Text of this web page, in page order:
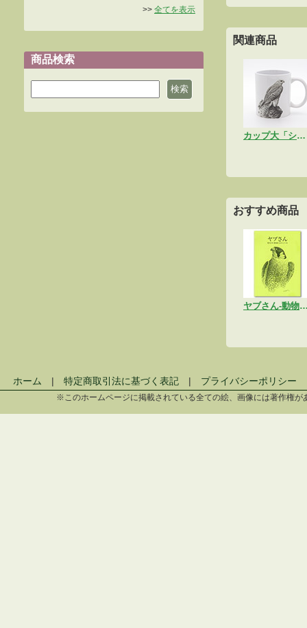
>> 全てを表示
商品検索
関連商品
カップ大「シロハヤブサ」
おすすめ商品
ヤブさん-動物画に生
ホーム | 特定商取引法に基づく表記| プライバシーポリシー
※このホームページに掲載されている全ての絵、画像には著作権